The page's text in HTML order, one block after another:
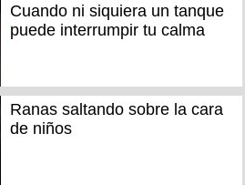
Cuando ni siquiera un tanque
puede interrumpir tu calma
Ranas saltando sobre la cara
de niños